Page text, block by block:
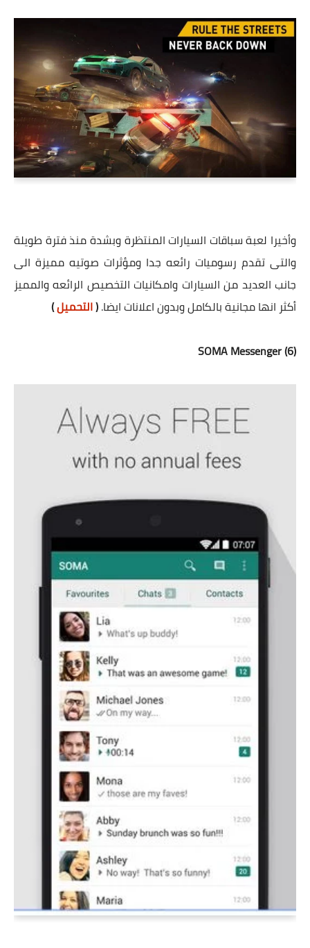
وأخيرا لعبة سباقات السيارات المنتظرة وبشدة منذ فترة طويلة
والتى تقدم رسوميات رائعه جدا ومؤثرات صوتيه مميزة الى
جانب العديد من السيارات وامكانيات التخصيص الرائعه والمميز
أكثر انها مجانية بالكامل وبدون اعلانات ايضا.(التحميل)
(6) SOMA Messenger